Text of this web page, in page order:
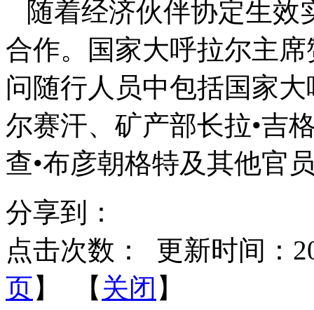
随着经济伙伴协定生效
合作。国家大呼拉尔主
问随行人员中包括国家
尔赛汗、矿产部长拉•吉
查•布彦朝格特及其他官
分享到：
点击次数：
更新时间：
页】 【 关闭 】